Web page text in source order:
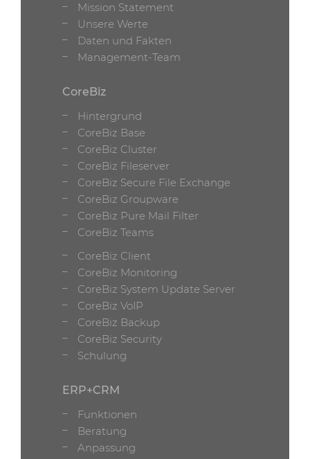
Mission Statement
Unsere Werte
Daten und Fakten
Management-Team
CoreBiz
Hintergrund
CoreBiz Base
CoreBiz Cluster
CoreBiz Fileserver
CoreBiz Secure File Exchange
CoreBiz Groupware
CoreBiz Pure Mail Filter
CoreBiz Teams
CoreBiz Client
CoreBiz Monitoring
CoreBiz System Update Server
CoreBiz VoIP
CoreBiz Backup
CoreBiz Security
Schulung
ERP+CRM
Funktionen
Beratung
Anpassung